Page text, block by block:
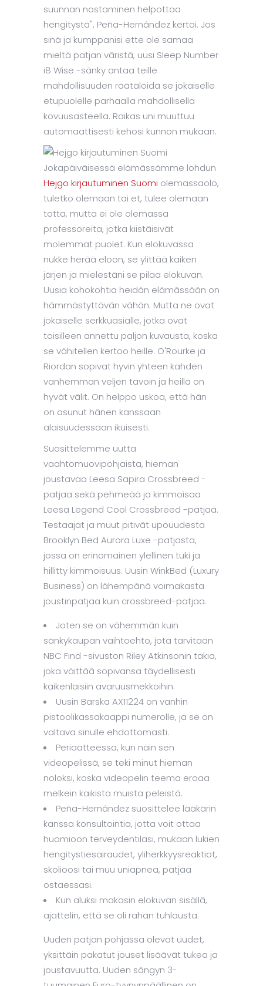
suunnan nostaminen helpottaa
hengitystä", Peña-Hernández kertoi. Jos
sinä ja kumppanisi ette ole samaa
mieltä patjan väristä, uusi Sleep Number
i8 Wise -sänky antaa teille
mahdollisuuden räätälöidä se jokaiselle
etupuolelle parhaalla mahdollisella
kovuusasteella. Raikas uni muuttuu
automaattisesti kehosi kunnon mukaan.
Jokapäiväisessä elämässämme lohdun
Hejgo kirjautuminen Suomi olemassaolo,
tuletko olemaan tai et, tulee olemaan
totta, mutta ei ole olemassa
professoreita, jotka kiistäisivät
molemmat puolet. Kun elokuvassa
nukke herää eloon, se ylittää kaiken
järjen ja mielestäni se pilaa elokuvan.
Uusia kohokohtia heidän elämässään on
hämmästyttävän vähän. Mutta ne ovat
jokaiselle serkkuasialle, jotka ovat
toisilleen annettu paljon kuvausta, koska
se vähitellen kertoo heille. O'Rourke ja
Riordan sopivat hyvin yhteen kahden
vanhemman veljen tavoin ja heillä on
hyvät välit. On helppo uskoa, että hän
on asunut hänen kanssaan
alaisuudessaan ikuisesti.
Suosittelemme uutta
vaahtomuovipohjaista, hieman
joustavaa Leesa Sapira Crossbreed -
patjaa sekä pehmeää ja kimmoisaa
Leesa Legend Cool Crossbreed -patjaa.
Testaajat ja muut pitivät upouudesta
Brooklyn Bed Aurora Luxe -patjasta,
jossa on erinomainen ylellinen tuki ja
hillitty kimmoisuus. Uusin WinkBed (Luxury
Business) on lähempänä voimakasta
joustinpatjaa kuin crossbreed-patjaa.
Joten se on vähemmän kuin
sänkykaupan vaihtoehto, jota tarvitaan
NBC Find -sivuston Riley Atkinsonin takia,
joka väittää sopivansa täydellisesti
kaikenlaisiin avaruusmekkoihin.
Uusin Barska AX11224 on vanhin
pistoolikassakaappi numerolle, ja se on
valtava sinulle ehdottomasti.
Periaatteessa, kun näin sen
videopelissä, se teki minut hieman
noloksi, koska videopelin teema eroaa
melkein kaikista muista peleistä.
Peña-Hernández suosittelee lääkärin
kanssa konsultointia, jotta voit ottaa
huomioon terveydentilasi, mukaan lukien
hengitystiesairaudet, yliherkkyysreaktiot,
skolioosi tai muu uniapnea, patjaa
ostaessasi.
Kun aluksi makasin elokuvan sisällä,
ajattelin, että se oli rahan tuhlausta.
Uuden patjan pohjassa olevat uudet,
yksittäin pakatut jouset lisäävät tukea ja
joustavuutta. Uuden sängyn 3-